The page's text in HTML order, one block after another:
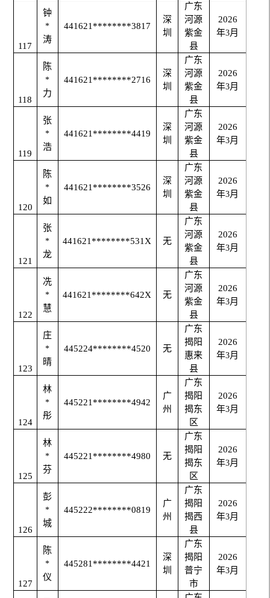
117
钟
*
涛
441621********3817
深
圳
广东
河源
紫金
县
2026
年3月
118
陈
*
力
441621********2716
深
圳
广东
河源
紫金
县
2026
年3月
119
张
*
浩
441621********4419
深
圳
广东
河源
紫金
县
2026
年3月
120
陈
*
如
441621********3526
深
圳
广东
河源
紫金
县
2026
年3月
121
张
*
龙
441621********531X 无
广东
河源
紫金
县
2026
年3月
122
冼
*
慧
441621********642X 无
广东
河源
紫金
县
2026
年3月
123
庄
*
晴
445224********4520 无
广东
揭阳
惠来
县
2026
年3月
124
林
*
彤
445221********4942
广
州
广东
揭阳
揭东
区
2026
年3月
125
林
*
芬
445221********4980 无
广东
揭阳
揭东
区
2026
年3月
126
彭
*
城
445222********0819
广
州
广东
揭阳
揭西
县
2026
年3月
127
陈
*
仪
445281********4421
深
圳
广东
揭阳
普宁
市
2026
年3月